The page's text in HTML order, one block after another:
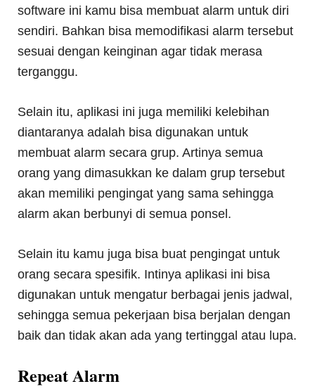
software ini kamu bisa membuat alarm untuk diri
sendiri. Bahkan bisa memodifikasi alarm tersebut
sesuai dengan keinginan agar tidak merasa
terganggu.
Selain itu, aplikasi ini juga memiliki kelebihan
diantaranya adalah bisa digunakan untuk
membuat alarm secara grup. Artinya semua
orang yang dimasukkan ke dalam grup tersebut
akan memiliki pengingat yang sama sehingga
alarm akan berbunyi di semua ponsel.
Selain itu kamu juga bisa buat pengingat untuk
orang secara spesifik. Intinya aplikasi ini bisa
digunakan untuk mengatur berbagai jenis jadwal,
sehingga semua pekerjaan bisa berjalan dengan
baik dan tidak akan ada yang tertinggal atau lupa.
Repeat Alarm